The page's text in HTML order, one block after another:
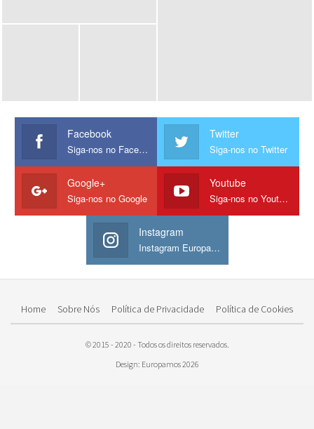
Facebook
Siga-nos no Facebook
Twitter
Siga-nos no Twitter
Google+
Siga-nos no Google
Youtube
Siga-nos no Youtube
Instagram
Instagram Europamos
Home Sobre Nós Política de Privacidade Política de Cookies
© 2015 - 2020 - Todos os direitos reservados.
Design: Europamos 2026